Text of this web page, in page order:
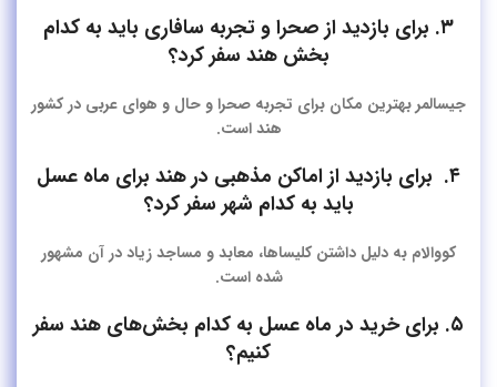
۳. برای بازدید از صحرا و تجربه سافاری باید به کدام
بخش هند سفر کرد؟
جیسالمر بهترین مکان برای تجربه صحرا و حال و هوای عربی در کشور
هند است.
۴. برای بازدید از اماکن مذهبی در هند برای ماه عسل
باید به کدام شهر سفر کرد؟
کووالام به دلیل داشتن کلیساها، معابد و مساجد زیاد در آن مشهور
شده است.
۵. برای خرید در ماه عسل به کدام بخش‌های هند سفر
کنیم؟